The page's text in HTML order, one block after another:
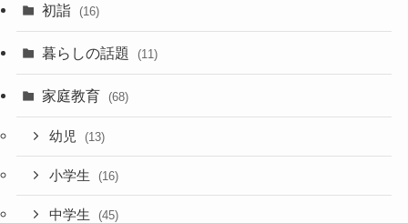
初詣 (16)
暮らしの話題 (11)
家庭教育 (68)
幼児 (13)
小学生 (16)
中学生 (45)